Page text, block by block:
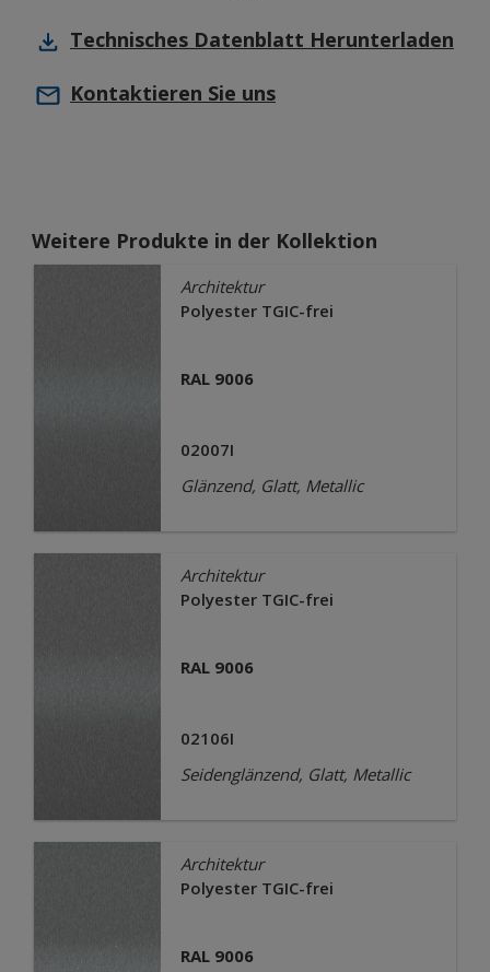
Technisches Datenblatt Herunterladen
Kontaktieren Sie uns
Weitere Produkte in der Kollektion
Architektur
Polyester TGIC-frei
RAL 9006
02007I
Glänzend, Glatt, Metallic
Architektur
Polyester TGIC-frei
RAL 9006
02106I
Seidenglänzend, Glatt, Metallic
Architektur
Polyester TGIC-frei
RAL 9006